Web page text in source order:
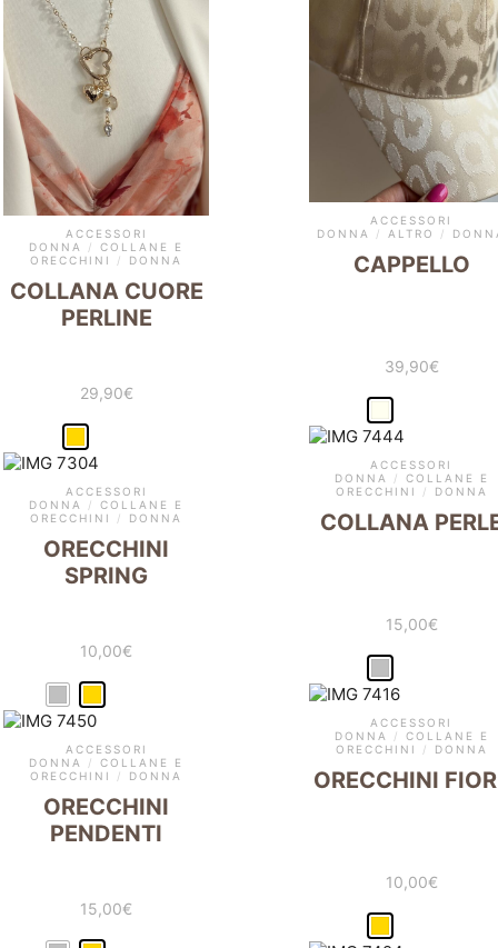
ACCESSORI
DONNA
/ ALTRO /
CAPPELLO
39,90€
ACCESSORI
DONNA
/
COLLANE E
ORECCHINI
/ DONNA
COLLANA CUORE
PERLINE
29,90€
ACCESSORI
DONNA
/
COLLANE E
ORECCHINI
/ DONNA
COLLANA
15,00€
ACCESSORI
DONNA
/
COLLANE E
ORECCHINI
/ DONNA
ORECCHINI
SPRING
10,00€
ACCESSORI
DONNA
/
COLLANE E
ORECCHINI
/ DONNA
ORECCHINI
10,00€
ACCESSORI
DONNA
/
COLLANE E
ORECCHINI
/ DONNA
ORECCHINI
PENDENTI
15,00€